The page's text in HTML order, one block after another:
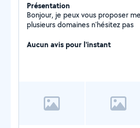
Présentation
Bonjour, je peux vous proposer
plusieurs domaines n'hésitez pas
Aucun avis pour l'instant